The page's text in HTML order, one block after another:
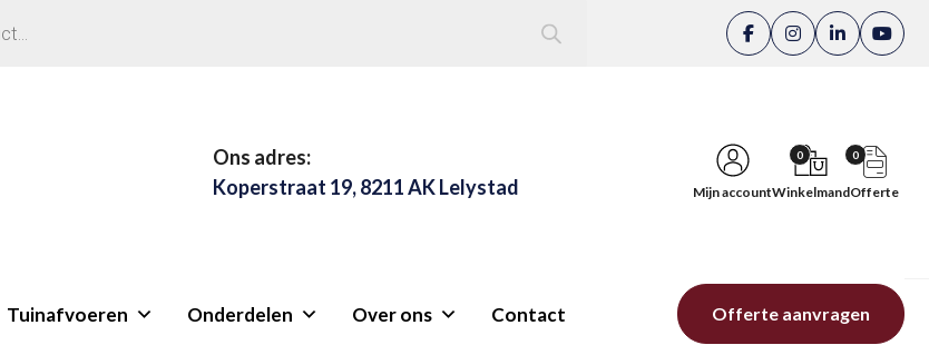
Ons adres:
Koperstraat 19, 8211 AK Lelystad
Mijn account
0
Winkelmand
0
Offerte
Tuinafvoeren Onderdelen Over ons Contact Offerte aanvragen